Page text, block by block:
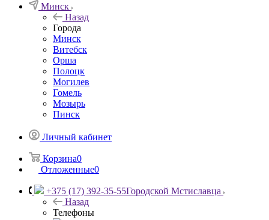
Минск
Назад
Города
Минск
Витебск
Орша
Полоцк
Могилев
Гомель
Мозырь
Пинск
Личный кабинет
Корзина0
Отложенные0
+375 (17) 392-35-55Городской Мстиславца
Назад
Телефоны